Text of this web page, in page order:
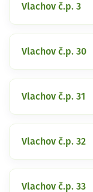
Vlachov č.p. 3
Vlachov č.p. 30
Vlachov č.p. 31
Vlachov č.p. 32
Vlachov č.p. 33